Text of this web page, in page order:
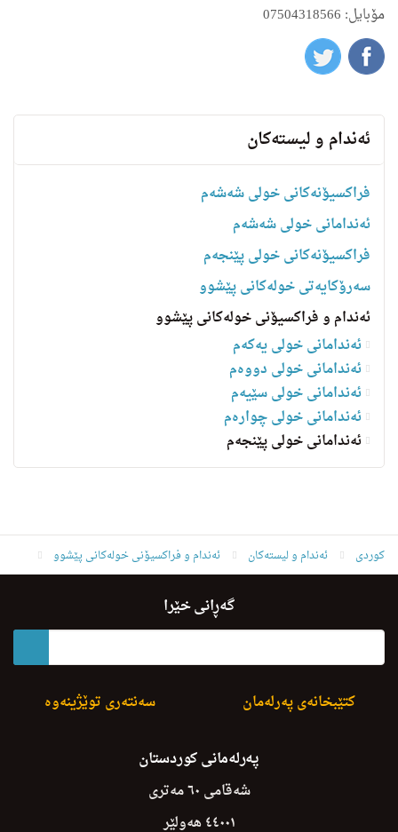
مۆبایل: 07504318566
ئه‌ندام و لیسته‌كان
فراکسیۆنەکانی خولی شەشەم
ئەندامانی خولی شەشەم
فراکسیۆنەکانی خولی پێنجەم
سه‌رۆكایه‌تی خولەکانی پێشوو
ئەندام و فراکسیۆنی خولەکانی پێشوو
ئەندامانی خولی یەکەم
ئەندامانی خولی دووەم
ئەندامانی خولی سێیەم
ئەندامانی خولی چوارەم
ئه‌ندامانی خولی پێنجەم
کوردی ئه‌ندام و لیسته‌كان ئەندام و فراکسیۆنی خولەکانی پێشوو
robina oymalik aziz
گەڕانی خێرا
سەنتەری توێژینەوە کتێبخانەی پەرلەمان
پەرلەمانی کوردستان
شەقامی ٦٠ مەتری
٤٤٠٠١ هەولێر